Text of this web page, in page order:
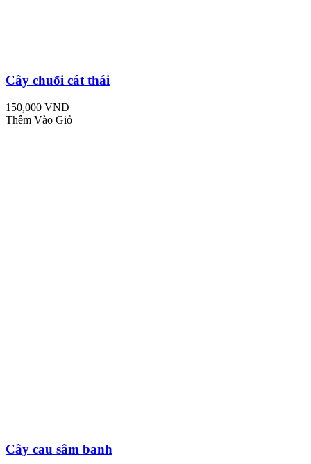
Cây chuối cát thái
150,000 VND
Thêm Vào Giỏ
Cây cau sâm banh